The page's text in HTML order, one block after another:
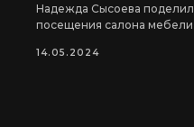
Надежда Сысоева
посещения салона мебели
14.05.2024